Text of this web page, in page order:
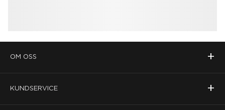
OM OSS +
KUNDSERVICE +